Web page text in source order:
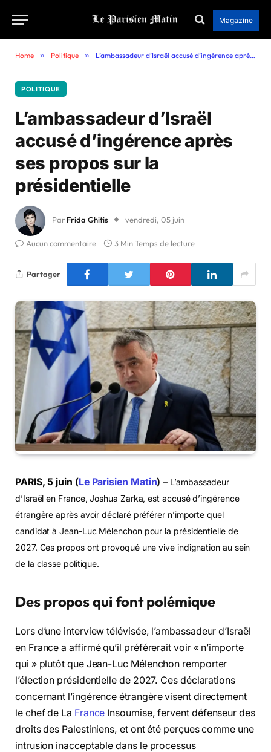
Magazine
Home » Politique » L’ambassadeur d’Israël accusé d’ingérence après ses propos sur la présidentielle
POLITIQUE
L’ambassadeur d’Israël
accusé d’ingérence après
ses propos sur la
présidentielle
Par Frida Ghitis vendredi, 05 juin
Aucun commentaire 3 Min Temps de lecture
Partager
PARIS, 5 juin (Le Parisien Matin) – L’ambassadeur
d’Israël en France, Joshua Zarka, est accusé d’ingérence
étrangère après avoir déclaré préférer n’importe quel
candidat à Jean-Luc Mélenchon pour la présidentielle de
2027. Ces propos ont provoqué une vive indignation au sein
de la classe politique.
Des propos qui font polémique
Lors d’une interview télévisée, l’ambassadeur d’Israël
en France a affirmé qu’il préférerait voir « n’importe
qui » plutôt que Jean-Luc Mélenchon remporter
l’élection présidentielle de 2027. Ces déclarations
concernant l’ingérence étrangère visent directement
le chef de La France Insoumise, fervent défenseur des
droits des Palestiniens, et ont été perçues comme une
intrusion inacceptable dans le processus